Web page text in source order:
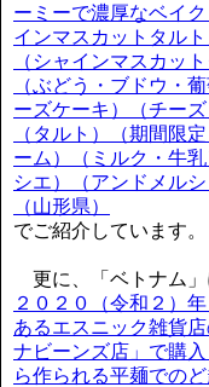
ーミーで濃厚なベイ
インマスカットタルト
（シャインマスカッ
（ぶどう・ブドウ・
ーズケーキ）（チー
（タルト）（期間限
ーム）（ミルク・牛
シエ）（アンドメル
（山形県）
でご紹介しています。
更に、「ベトナム」
２０２０（令和２）
あるエスニック雑貨
ナビーンズ店」で購
ら作られる平麺での